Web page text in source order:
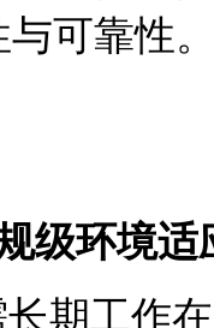
可靠性
级环境适
长期工作